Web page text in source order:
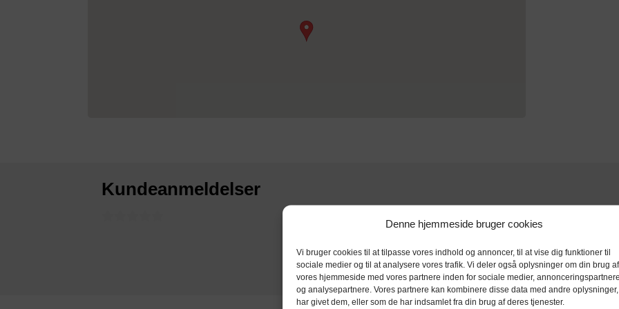
Denne hjemmeside bruger cookies
Vi bruger cookies til at tilpasse vores indhold og annoncer, til at vise dig funktioner til
sociale medier og til at analysere vores trafik. Vi deler også oplysninger om din brug af
vores hjemmeside med vores partnere inden for sociale medier, annonceringspartnere
og analysepartnere. Vores partnere kan kombinere disse data med andre
har givet dem, eller som de har indsamlet fra din brug af deres tjenester.
Kundeanmeldelser